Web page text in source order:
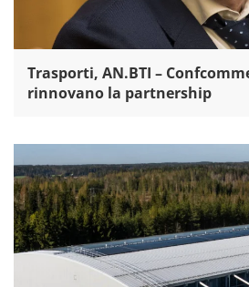
Trasporti, AN.BTI –
rinnovano la partnership